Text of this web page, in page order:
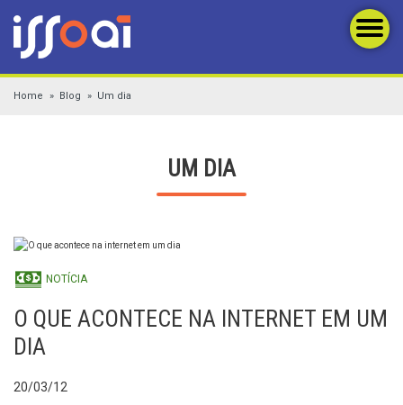
Home Blog Um dia
UM DIA
NOTÍCIA
O QUE ACONTECE NA INTERNET EM UM
DIA
20/03/12